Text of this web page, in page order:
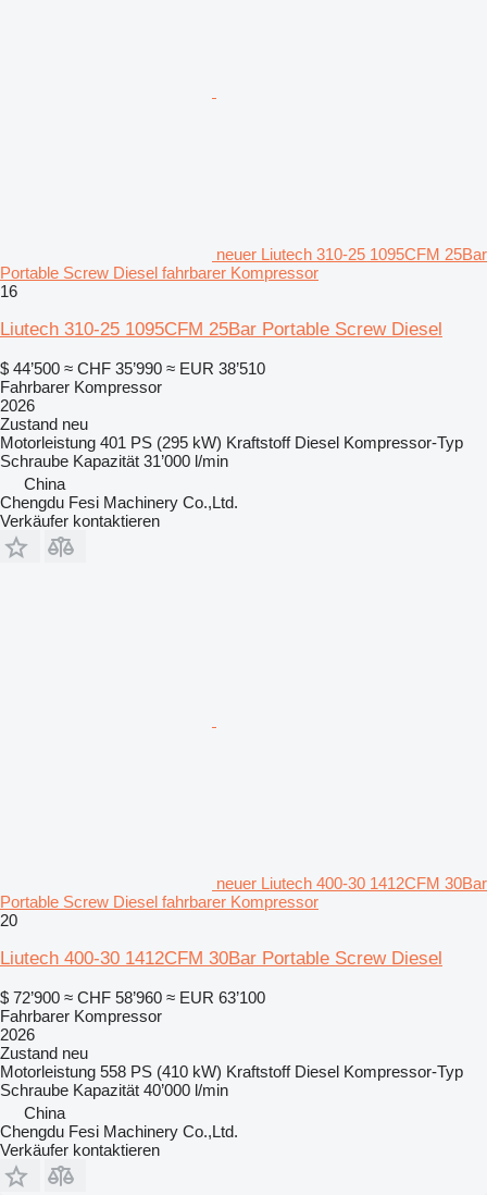
neuer Liutech 310-25 1095CFM 25Bar
Portable Screw Diesel fahrbarer Kompressor
16
Liutech 310-25 1095CFM 25Bar Portable Screw Diesel
$ 44’500 ≈ CHF 35’990 ≈ EUR 38’510
Fahrbarer Kompressor
2026
Zustand neu
Motorleistung 401 PS (295 kW) Kraftstoff Diesel Kompressor-Typ
Schraube Kapazität 31’000 l/min
China
Chengdu Fesi Machinery Co.,Ltd.
Verkäufer kontaktieren
neuer Liutech 400-30 1412CFM 30Bar
Portable Screw Diesel fahrbarer Kompressor
20
Liutech 400-30 1412CFM 30Bar Portable Screw Diesel
$ 72’900 ≈ CHF 58’960 ≈ EUR 63’100
Fahrbarer Kompressor
2026
Zustand neu
Motorleistung 558 PS (410 kW) Kraftstoff Diesel Kompressor-Typ
Schraube Kapazität 40’000 l/min
China
Chengdu Fesi Machinery Co.,Ltd.
Verkäufer kontaktieren